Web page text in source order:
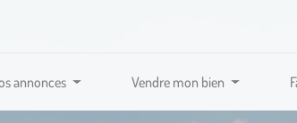
annonces Vendre mon bien